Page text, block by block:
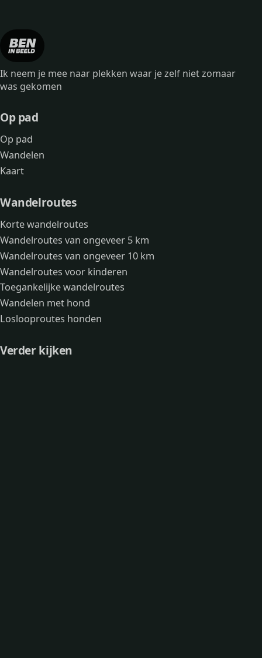
Ik neem je mee naar plekken waar je zelf niet zomaar
was gekomen
Op pad
Op pad
Wandelen
Kaart
Wandelroutes
Korte wandelroutes
Wandelroutes van ongeveer 5 km
Wandelroutes van ongeveer 10 km
Wandelroutes voor kinderen
Toegankelijke wandelroutes
Wandelen met hond
Loslooproutes honden
Verder kijken